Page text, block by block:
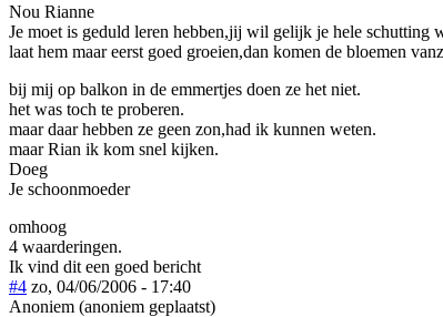
Nou Rianne
Je moet is geduld leren hebben,jij wil gelijk je hele schutting
laat hem maar eerst goed groeien,dan komen de bloemen
bij mij op balkon in de emmertjes doen ze het niet.
het was toch te proberen.
maar daar hebben ze geen zon,had ik kunnen weten.
maar Rian ik kom snel kijken.
Doeg
Je schoonmoeder
omhoog
4 waarderingen.
Ik vind dit een goed bericht
#4 zo, 04/06/2006 - 17:40
Anoniem (anoniem geplaatst)